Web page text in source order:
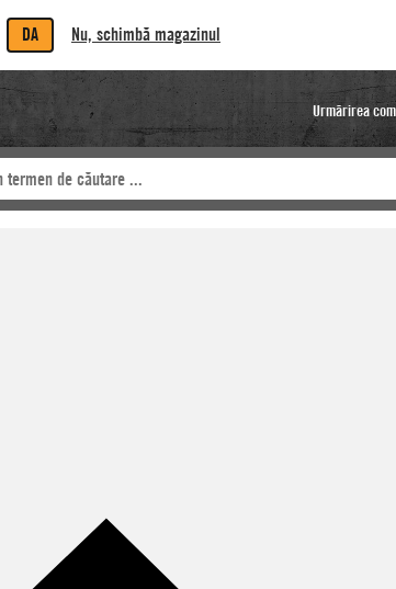
DA Nu, schimbă magazinul
Urmărirea